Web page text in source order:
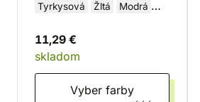
Tyrkysová
Žltá
Modrá
11,29 €
skladom
Vyber farby